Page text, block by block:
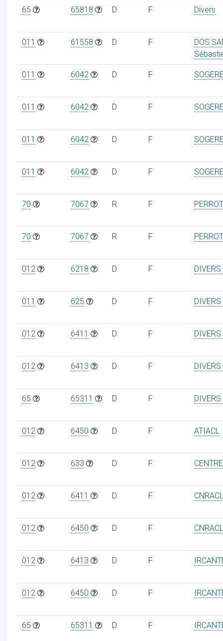
65 65818 D F Divers
011 61558 D F
DOS
011 6042 D F
011 6042 D F
011 6042 D F
011 6042 D F
70 7067 R F PERROT
70 7067 R F PERROT
012 6218 D F
011 625 D F
012 6411 D F
012 6413 D F
65 65311 D F
012 6450 D F ATIACL
012 633 D F
012 6411 D F CNRACL
012 6450 D F CNRACL
012 6413 D F
012 6450 D F
65 65311 D F